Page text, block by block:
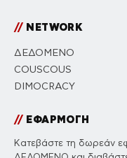
//NETWORK
ΔΕΔΟΜΕΝΟ
COUSCOUS
DIMOCRACY
//ΕΦΑΡΜΟΓΗ
Κατεβάστε τη δωρεάν